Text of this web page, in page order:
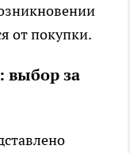
от покупки.
выбор за